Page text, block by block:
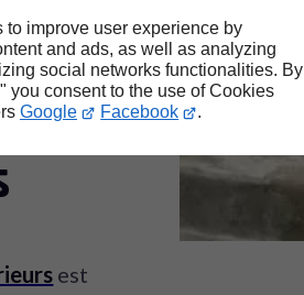
to improve user experience by
and ads, as well as analyzing
social networks functionalities. By
you consent to the use of Cookies
Google Facebook .
est